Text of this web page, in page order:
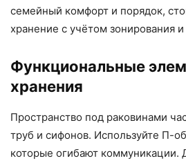
семейный комфорт и порядок,
хранение с учётом зонирования
Функциональные
хранения
Пространство под раковинами
труб и сифонов. Используйте П-
которые огибают коммуникации.